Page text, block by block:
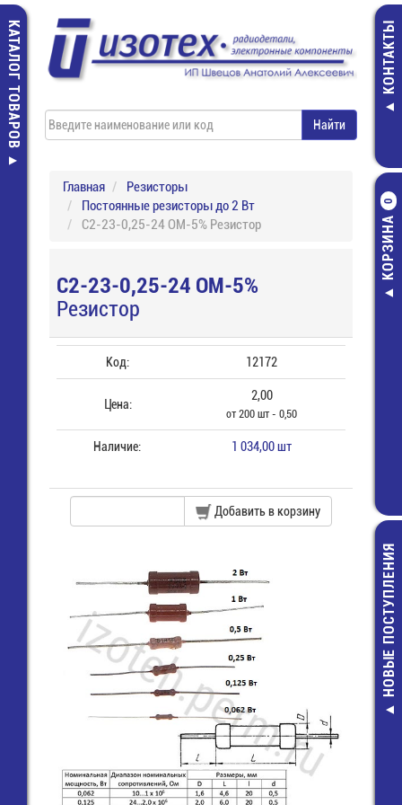
КАТАЛОГ ТОВАРОВ КОНТАКТЫ
КОРЗИНА
0
CBB60A-
мкф-450В-
НОВЫЕ ПОСТУПЛЕНИЯ
Главная
Резисторы
Постоянные резисторы до 2 Вт
С2-23-0,25-24 ОМ-5% Резистор
С2-23-0,25-24 ОМ-5%
Резистор
Код: 12172
Цена:
2,00
от 200 шт - 0,50
Наличие: 1 034,00 шт
Добавить в корзину